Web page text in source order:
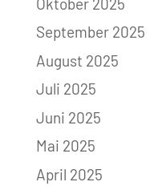
September 2025
August 2025
Juli 2025
Juni 2025
Mai 2025
April 2025